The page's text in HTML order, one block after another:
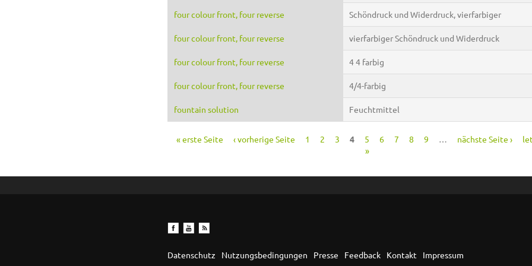
four colour front, four reverse Schöndruck und Widerdruck, vierfarbiger
four colour front, four reverse vierfarbiger Schöndruck und Widerdruck
four colour front, four reverse 4 4 farbig
four colour front, four reverse 4/4-farbig
fountain solution Feuchtmittel
« erste Seite ‹ vorherige Seite 1 2 3 4 5 6 7 8 9 nächste Seite ›
»
Datenschutz Nutzungsbedingungen Presse Feedback Kontakt Impressum